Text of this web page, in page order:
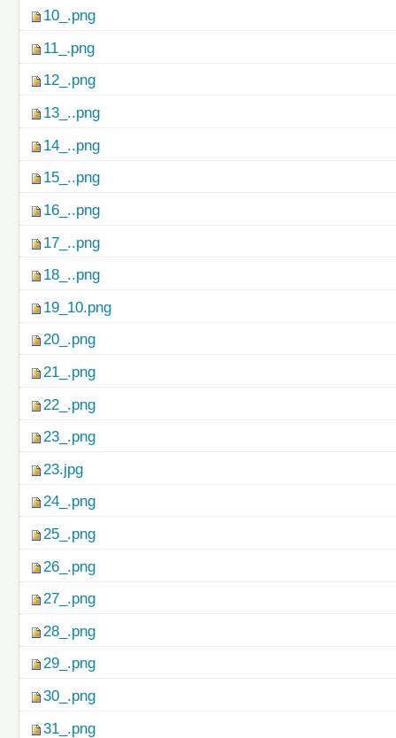
10_.png
11_.png
12_.png
13_..png
14_..png
15_..png
16_..png
17_..png
18_..png
19_10.png
20_.png
21_.png
22_.png
23_.png
23.jpg
24_.png
25_.png
26_.png
27_.png
28_.png
29_.png
30_.png
31_.png